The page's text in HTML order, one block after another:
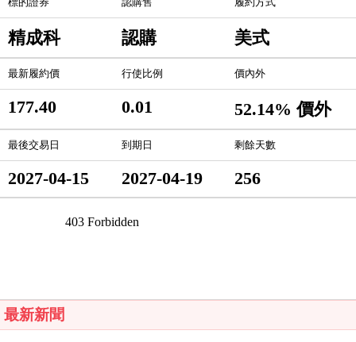
精成科 認購 美式
最新履約價 行使比例 價內外
177.40 0.01 52.14% 價外
最後交易日 到期日 剩餘天數
2027-04-15 2027-04-19 256
最新新聞